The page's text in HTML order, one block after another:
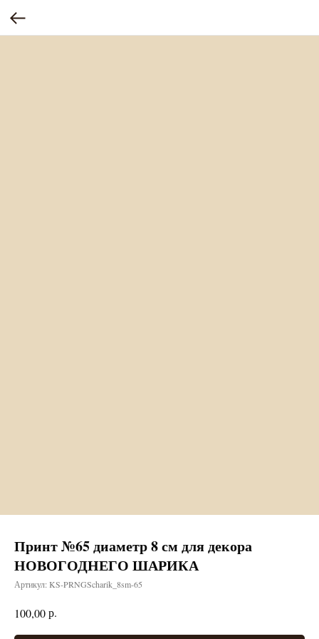
Принт №65 диаметр 8 см для декора
НОВОГОДНЕГО ШАРИКА
Артикул: KS-PRNGScharik_8sm-65
100,00р.